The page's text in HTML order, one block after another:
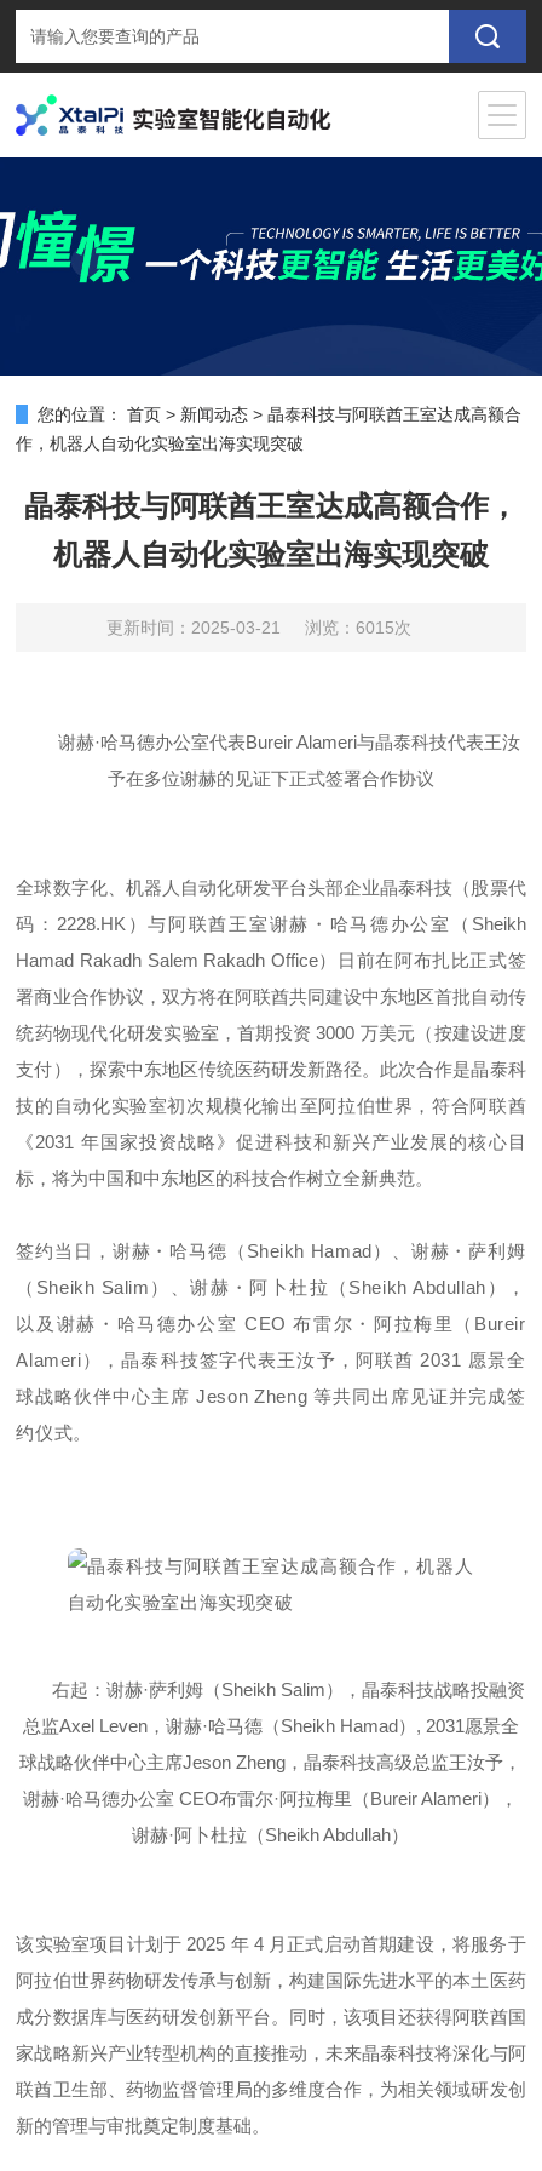
您的位置： 首页 > 新闻动态 >晶泰科技与阿联酋王室达成高额合
作，机器人自动化实验室出海实现突破
晶泰科技与阿联酋王室达成高额合作，
机器人自动化实验室出海实现突破
更新时间：2025-03-21 浏览：6015次
谢赫·哈马德办公室代表Bureir Alameri与晶泰科技代表王汝
予在多位谢赫的见证下正式签署合作协议
全球数字化、机器人自动化研发平台头部企业晶泰科技（股票代
码： 2228.HK ）与阿联酋王室谢赫・哈马德办公室（Sheikh
Hamad Rakadh Salem Rakadh Office）日前在阿布扎比正式签
署商业合作协议，双方将在阿联酋共同建设中东地区首批自动传
统药物现代化研发实验室，首期投资 3000 万美元（按建设进度
支付），探索中东地区传统医药研发新路径。此次合作是晶泰科
技的自动化实验室初次规模化输出至阿拉伯世界，符合阿联酋
《2031 年国家投资战略》促进科技和新兴产业发展的核心目
标，将为中国和中东地区的科技合作树立全新典范。
签约当日，谢赫・哈马德（Sheikh Hamad）、谢赫・萨利姆
（Sheikh Salim）、谢赫・阿卜杜拉（Sheikh Abdullah），
以及谢赫・哈马德办公室 CEO 布雷尔・阿拉梅里（Bureir
Alameri），晶泰科技签字代表王汝予，阿联酋 2031 愿景全
球战略伙伴中心主席 Jeson Zheng 等共同出席见证并完成签
约仪式。
右起：谢赫·萨利姆（Sheikh Salim），晶泰科技战略投融资
总监Axel Leven，谢赫·哈马德（Sheikh Hamad）, 2031愿景全
球战略伙伴中心主席Jeson Zheng，晶泰科技高级总监王汝予，
谢赫·哈马德办公室 CEO布雷尔·阿拉梅里（Bureir Alameri），
谢赫·阿卜杜拉（Sheikh Abdullah）
该实验室项目计划于 2025 年 4 月正式启动首期建设，将服务于
阿拉伯世界药物研发传承与创新，构建国际先进水平的本土医药
成分数据库与医药研发创新平台。同时，该项目还获得阿联酋国
家战略新兴产业转型机构的直接推动，未来晶泰科技将深化与阿
联酋卫生部、药物监督管理局的多维度合作，为相关领域研发创
新的管理与审批奠定制度基础。